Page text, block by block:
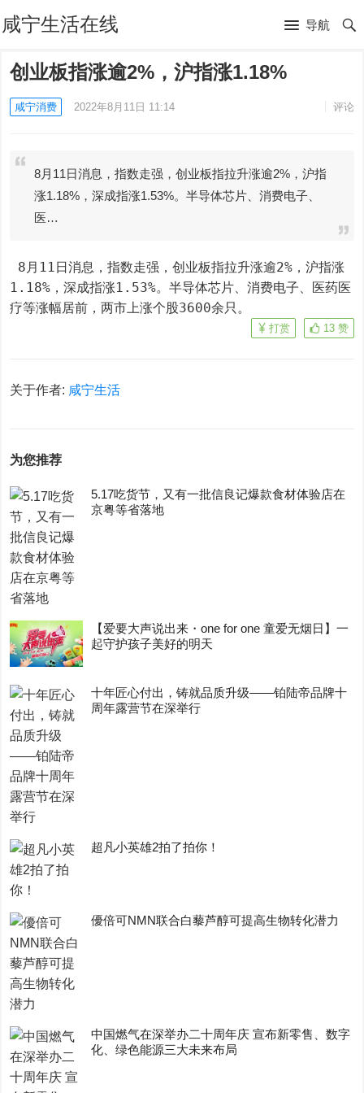
咸宁生活在线 导航
创业板指涨逾2%，沪指涨1.18%
咸宁消费 2022年8月11日 11:14 评论
8月11日消息，指数走强，创业板指拉升涨逾2%，沪指
涨1.18%，深成指涨1.53%。半导体芯片、消费电子、
医…
1.18%，深成指涨1.53%。半导体芯片、消费电子、医药医
疗等涨幅居前，两市上涨个股3600余只。
13 赞
打赏
关于作者: 咸宁生活
为您推荐
5.17吃货节，又有一批信良记爆款食材体验店在
京粤等省落地
【爱要大声说出来・one for one 童爱无烟日】一
起守护孩子美好的明天
十年匠心付出，铸就品质升级——铂陆帝品牌十
周年露营节在深举行
超凡小英雄2拍了拍你！
優倍可NMN联合白藜芦醇可提高生物转化潜力
中国燃气在深举办二十周年庆 宣布新零售、数字
化、绿色能源三大未来布局